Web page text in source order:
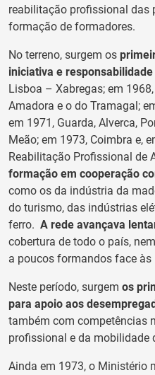
reabilitação profissional das
formação de formadores.
No terreno, surgem os
iniciativa e
Lisboa – Xabregas; em
Amadora e o do Tramagal;
em 1971, Guarda, Alverca,
Meão; em 1973, Coimbra e,
Reabilitação Profissional de
formação em cooperação
como os da indústria da
do turismo, das indústrias
ferro. A rede avançava
cobertura de todo o país,
a poucos formandos face
Neste período, surgem os
para apoio aos
também com competências
profissional e da mobilidade
Ainda em 1973, o Ministério